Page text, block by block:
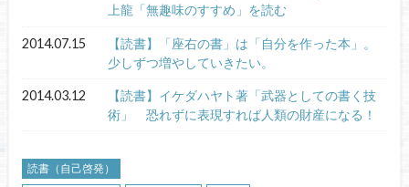
上龍「無趣味のすすめ」を読む
2014.07.15
【読書】「座右の書」は「自分を作った本」。
少しずつ増やしていきたい。
2014.03.12
【読書】イケダハヤト著「武器としての書く技
術」 恐れずに表現すれば人類の財産になる！
読書（自己啓発）